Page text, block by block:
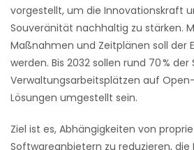
vorgestellt, um die Innovationskraft
Souveränität nachhaltig zu stärken.
Maßnahmen und Zeitplänen soll der
werden. Bis 2032 sollen rund 70 %
Verwaltungsarbeitsplätzen auf
Lösungen umgestellt sein.
Ziel ist es, Abhängigkeiten von
Softwareanbietern zu reduzieren, die